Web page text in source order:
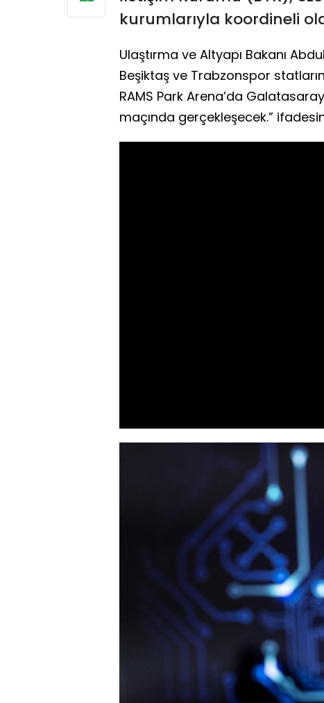
kurumlarıyla koordineli
Ulaştırma ve Altyapı Bakanı
Beşiktaş ve Trabzonspor
RAMS Park Arena’da
maçında gerçekleşecek.”